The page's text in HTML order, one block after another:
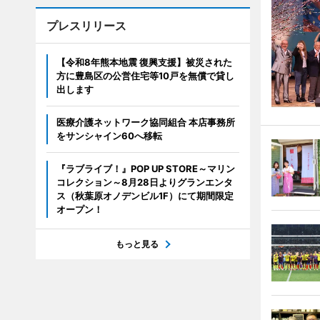
プレスリリース
【令和8年熊本地震 復興支援】被災された
方に豊島区の公営住宅等10戸を無償で貸し
出します
医療介護ネットワーク協同組合 本店事務所
をサンシャイン60へ移転
『ラブライブ！』POP UP STORE～マリン
コレクション～8月28日よりグランエンタ
ス（秋葉原オノデンビル1F）にて期間限定
オープン！
もっと見る